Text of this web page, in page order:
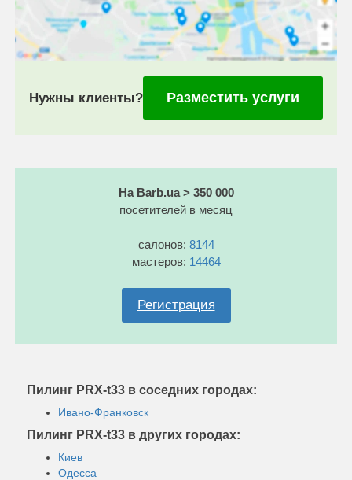
Нужны клиенты? Разместить услуги
На Barb.ua > 350 000
посетителей в месяц
салонов: 8144
мастеров: 14464
Регистрация
Пилинг PRX-t33 в соседних городах:
Ивано-Франковск
Пилинг PRX-t33 в других городах:
Киев
Одесса